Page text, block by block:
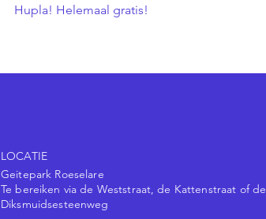
Hupla! Helemaal gratis!
LOCATIE
Geitepark Roeselare
Te bereiken via de Weststraat, de Kattenstraat of de
Diksmuidsesteenweg